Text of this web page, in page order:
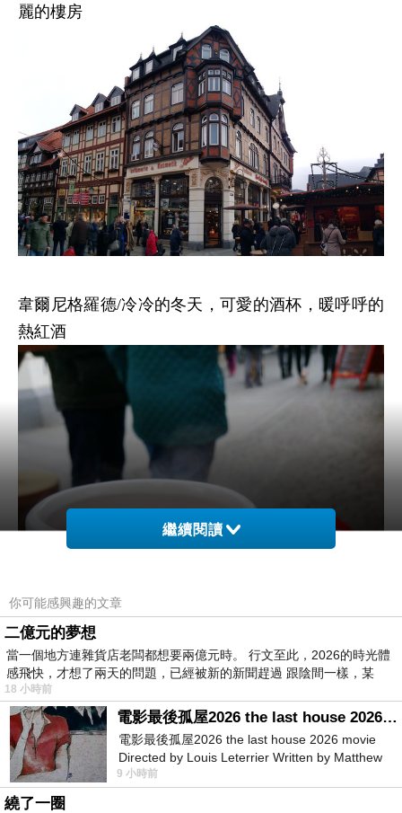
麗的樓房
韋爾尼格羅德/冷冷的冬天，可愛的酒杯，暖呼呼的
熱紅酒
繼續閱讀
你可能感興趣的文章
二億元的夢想
當一個地方連雜貨店老闆都想要兩億元時。 行文至此，2026的時光體
感飛快，才想了兩天的問題，已經被新的新聞趕過 跟陰間一樣，某
18 小時前
電影最後孤屋2026 the last house 2026 movie
電影最後孤屋2026 the last house 2026 movie
Directed by Louis Leterrier Written by Matthew
Robinson Starring Greta Lee Wa
9 小時前
繞了一圈